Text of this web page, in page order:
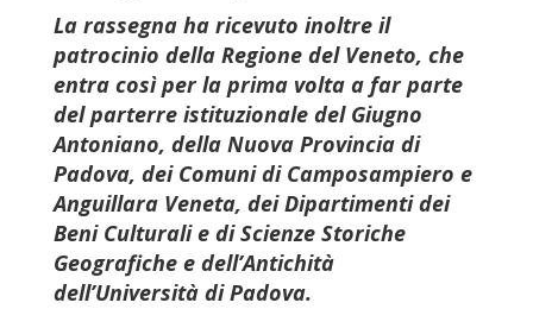
La rassegna ha ricevuto inoltre il
patrocinio della Regione del Veneto, che
entra così per la prima volta a far parte
del parterre istituzionale del Giugno
Antoniano, della Nuova Provincia di
Padova, dei Comuni di Camposampiero e
Anguillara Veneta, dei Dipartimenti dei
Beni Culturali e di Scienze Storiche
Geografiche e dell’Antichità
dell’Università di Padova.